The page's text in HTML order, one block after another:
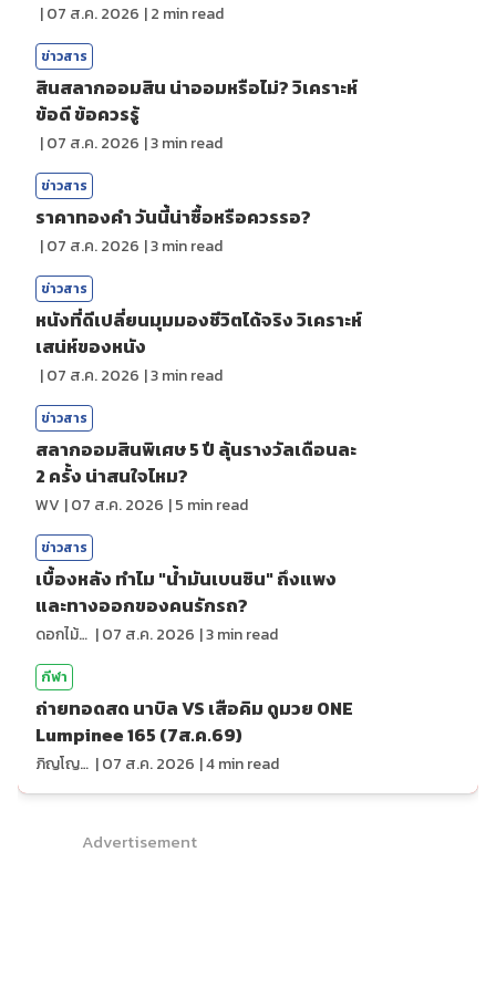
|07 ส.ค. 2026 |2 min read
ข่าวสาร
สินสลากออมสิน น่าออมหรือไม่? วิเคราะห์
ข้อดี ข้อควรรู้
|07 ส.ค. 2026 |3min read
ข่าวสาร
ราคาทองคํา วันนี้น่าซื้อหรือควรรอ?
|07 ส.ค. 2026 |3min read
ข่าวสาร
หนังที่ดีเปลี่ยนมุมมองชีวิตได้จริง วิเคราะห์
เสน่ห์ของหนัง
|07 ส.ค. 2026 |3min read
ข่าวสาร
สลากออมสินพิเศษ 5 ปี ลุ้นรางวัลเดือนละ
2 ครั้ง น่าสนใจไหม?
WV |07 ส.ค. 2026 |5 min read
ข่าวสาร
เบื้องหลัง ทำไม "น้ำมันเบนซิน" ถึงแพง
และทางออกของคนรักรถ?
ดอกไม้กับสายน้ำ |07 ส.ค. 2026 |3min read
กีฬา
ถ่ายทอดสด นาบิล VS เสือคิม ดูมวย ONE
Lumpinee 165 (7ส.ค.69)
ภิญโญ ส่องแสง |07 ส.ค. 2026 |4min read
Advertisement